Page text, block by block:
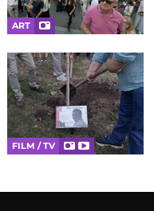
ART
FILM / TV